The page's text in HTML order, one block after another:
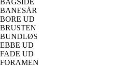
BANESÅR
BORE UD
BRUSTEN
BUNDLØS
EBBE UD
FADE UD
FORAMEN